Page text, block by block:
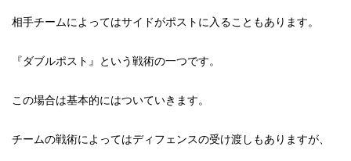
相手チームによってはサイドがポストに入ることもあります。
『ダブルポスト』という戦術の一つです。
この場合は基本的にはついていきます。
チームの戦術によってはディフェンスの受け渡しもありますが、